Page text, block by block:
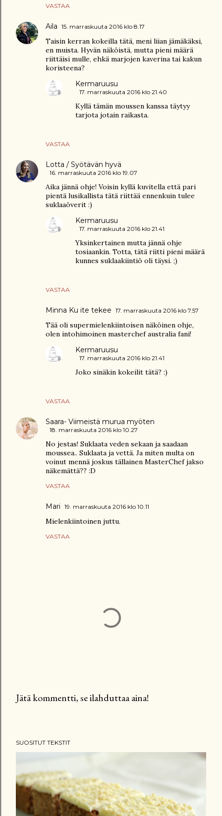
VASTAA
Aila 15. marraskuuta 2016 klo 8.17
Taisin kerran kokeilla tätä, meni liian jämäkäksi,
en muista. Hyvän näköistä, mutta pieni määrä
riittäisi mulle, ehkä marjojen kaverina tai kakun
koristeena?
VASTAA
Kermaruusu
17. marraskuuta 2016 klo 21.40
Kyllä tämän moussen kanssa täytyy
tarjota jotain raikasta.
Lotta / Syötävän hyvä
16. marraskuuta 2016 klo 19.07
Aika jännä ohje! Voisin kyllä kuvitella että pari
pientä lusikallista tätä riittää ennenkuin tulee
suklaaöverit :)
VASTAA
Kermaruusu
17. marraskuuta 2016 klo 21.41
Yksinkertainen mutta jännä ohje
tosiaankin. Totta, tätä riitti pieni määrä
kunnes suklaakiintiö oli täysi. ;)
Minna Ku ite tekee 17. marraskuuta 2016 klo 7.57
Tää oli supermielenkiintoisen näköinen ohje,
olen intohimoinen masterchef australia fani!
VASTAA
Kermaruusu
17. marraskuuta 2016 klo 21.41
Joko sinäkin kokeilit tätä? :)
Saara- Viimeistä murua myöten
18. marraskuuta 2016 klo 10.27
No jestas! Suklaata veden sekaan ja saadaan
moussea.. Suklaata ja vettä. Ja miten multa on
voinut mennä joskus tällainen MasterChef jakso
näkemättä?? :D
VASTAA
Mari 19. marraskuuta 2016 klo 10.11
Mielenkiintoinen juttu.
VASTAA
e
ä
k
Jätä kommentti, se ilahduttaa aina!
SUOSITUT TEKSTIT